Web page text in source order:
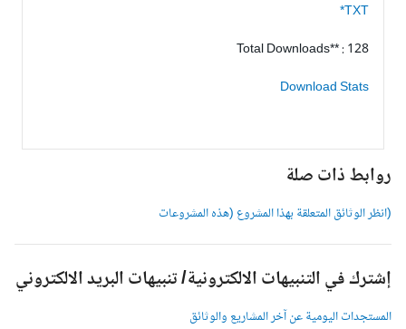
TXT*
Total Downloads** : 128
Download Stats
روابط ذات صلة
(انظر الوثائق المتعلقة بهذا المشروع (هذه المشروعات
إشترك في التنبيهات الالكترونية/ تنبيهات البريد الالكتروني
المستجدات اليومية عن آخر المشاريع والوثائق